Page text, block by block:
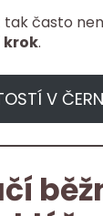
často
.
V